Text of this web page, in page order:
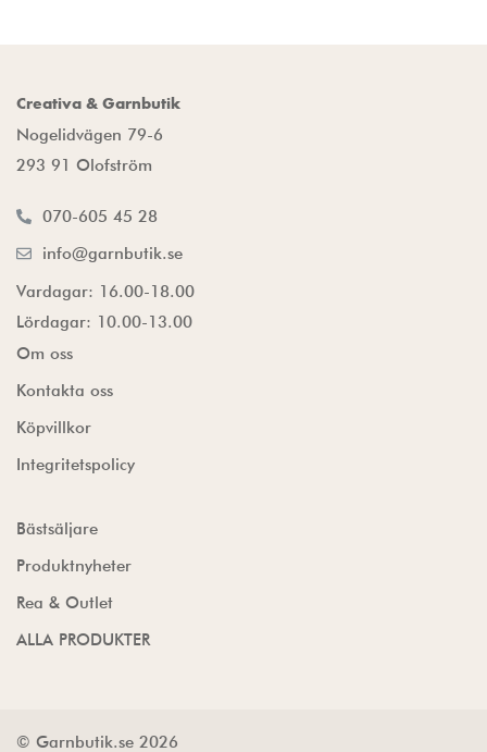
Creativa & Garnbutik
Nogelidvägen 79-6
293 91 Olofström
070-605 45 28
info@garnbutik.se
Vardagar: 16.00-18.00
Lördagar: 10.00-13.00
Om oss
Kontakta oss
Köpvillkor
Integritetspolicy
Bästsäljare
Produktnyheter
Rea & Outlet
ALLA PRODUKTER
© Garnbutik.se 2026